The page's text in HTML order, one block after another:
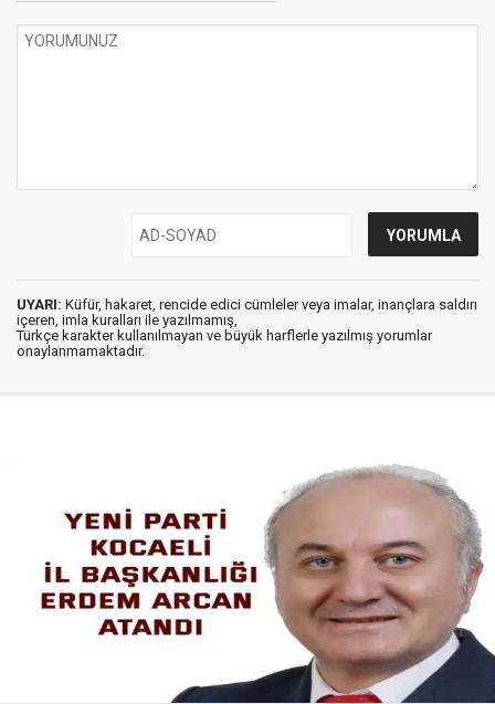
UYARI: Küfür, hakaret, rencide edici cümleler veya imalar, inançlara saldırı
içeren, imla kuralları ile yazılmamış,
Türkçe karakter kullanılmayan ve büyük harflerle yazılmış yorumlar
onaylanmamaktadır.